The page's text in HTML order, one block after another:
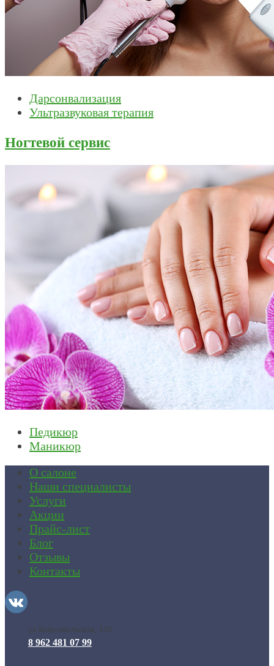
Дарсонвализация
Ультразвуковая терапия
Ногтевой сервис
Педикюр
Маникюр
О салоне
Наши специалисты
Услуги
Акции
Прайс-лист
Блог
Отзывы
Контакты
ул.Комсомольская, 120
8 962 481 07 99